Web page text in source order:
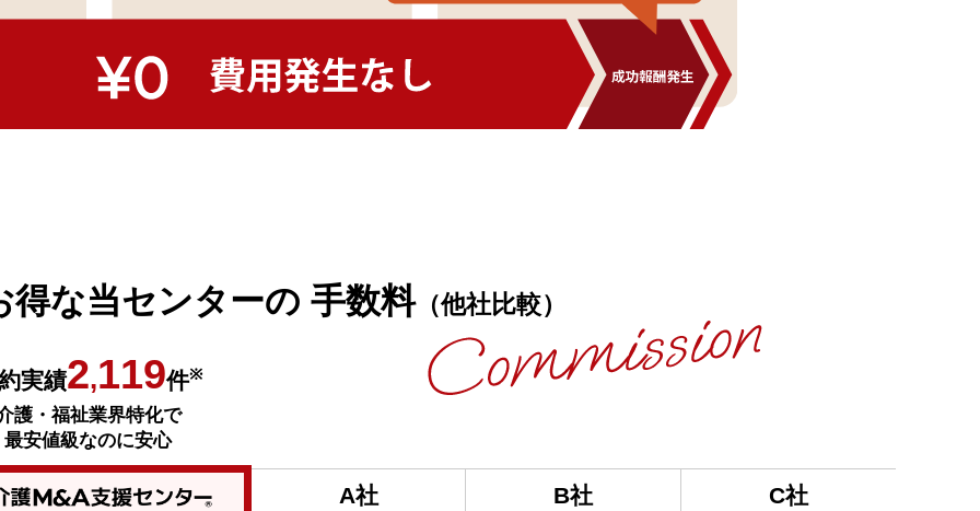
得な当センターの 手数料（他社比較）
実績2,119件※
護・福祉業界特化で
最安値級なのに安心
A社 B社 C社